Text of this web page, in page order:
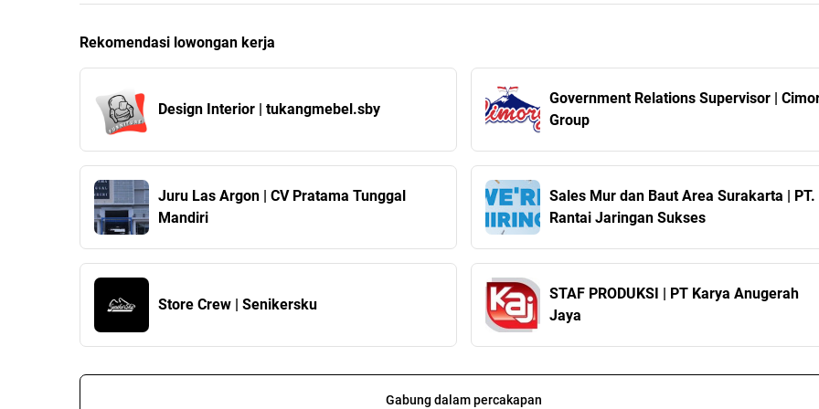
Rekomendasi lowongan kerja
Design Interior | tukangmebel.sby
Government Relations Supervisor |
Group
Juru Las Argon | CV Pratama Tunggal
Mandiri
Sales Mur dan Baut Area Surakarta | PT.
Rantai Jaringan Sukses
Store Crew | Senikersku
STAF PRODUKSI | PT Karya Anugerah
Jaya
Gabung dalam percakapan